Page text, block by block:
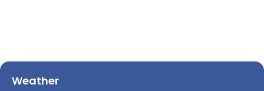
Weather